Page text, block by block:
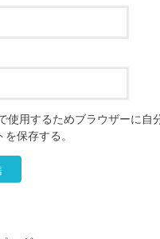
使用するためブラウザーに自
保存する。